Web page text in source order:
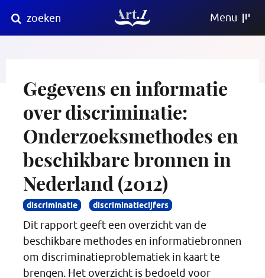
naar
content
zoeken Menu
Gegevens en informatie
over discriminatie:
Onderzoeksmethodes en
beschikbare bronnen in
Nederland (2012)
discriminatie discriminatiecijfers
Dit rapport geeft een overzicht van de
beschikbare methodes en informatiebronnen
om discriminatieproblematiek in kaart te
brengen. Het overzicht is bedoeld voor